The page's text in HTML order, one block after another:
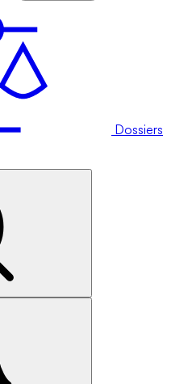
Dossiers